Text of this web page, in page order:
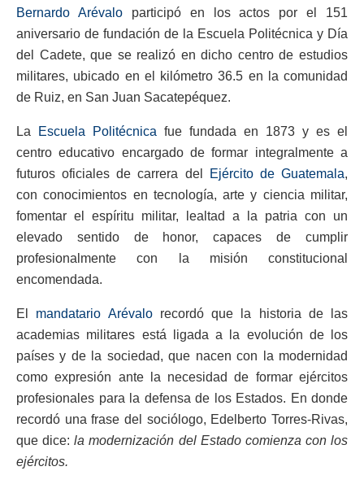
Bernardo Arévaloparticipó en los actos por el 151
aniversario de fundación de la Escuela Politécnica y Día
del Cadete, que se realizó en dicho centro de estudios
militares, ubicado en el kilómetro 36.5 en la comunidad
de Ruiz, en San Juan Sacatepéquez.
La Escuela Politécnica fue fundada en 1873 y es el
centro educativo encargado de formar integralmente a
futuros oficiales de carrera del
Ejército de Guatemala,
con conocimientos en tecnología, arte y ciencia militar,
fomentar el espíritu militar, lealtad a la patria con un
elevado sentido de honor, capaces de cumplir
profesionalmente con la misión constitucional
encomendada.
El mandatario Arévalorecordó que la historia de las
academias militares está ligada a la evolución de los
países y de la sociedad, que nacen con la modernidad
como expresión ante la necesidad de formar ejércitos
profesionales para la defensa de los Estados. En donde
recordó una frase del sociólogo, Edelberto Torres-Rivas,
que dice: la modernización del Estado comienza con los
ejércitos.